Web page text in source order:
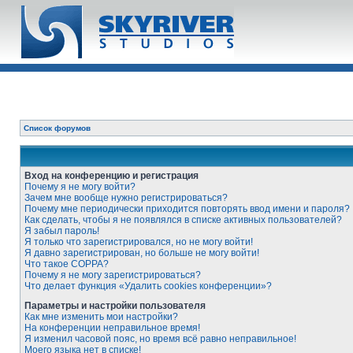
Список форумов
Вход на конференцию и регистрация
Почему я не могу войти?
Зачем мне вообще нужно регистрироваться?
Почему мне периодически приходится повторять ввод имени и пароля?
Как сделать, чтобы я не появлялся в списке активных пользователей?
Я забыл пароль!
Я только что зарегистрировался, но не могу войти!
Я давно зарегистрирован, но больше не могу войти!
Что такое COPPA?
Почему я не могу зарегистрироваться?
Что делает функция «Удалить cookies конференции»?
Параметры и настройки пользователя
Как мне изменить мои настройки?
На конференции неправильное время!
Я изменил часовой пояс, но время всё равно неправильное!
Моего языка нет в списке!